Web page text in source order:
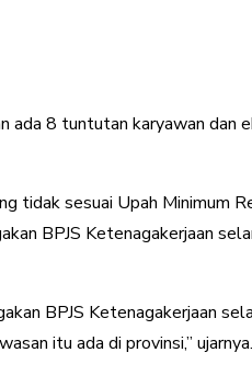
ada 8 tuntutan karyawan dan
sesuai Upah Minimum
BPJS Ketenagakerjaan
BPJS Ketenagakerjaan
itu ada di provinsi,” ujarnya.